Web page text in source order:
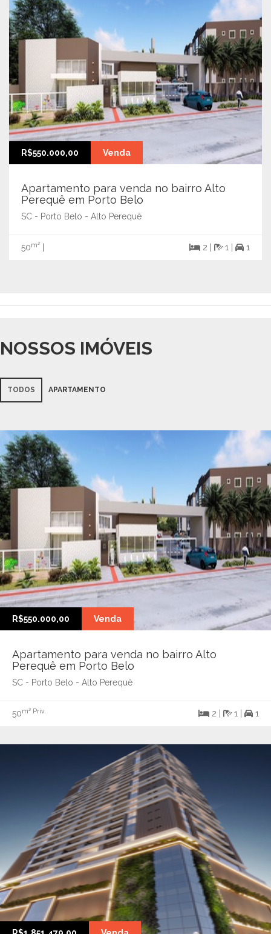
R$550.000,00 Venda
Apartamento para venda no bairro Alto
Perequê em Porto Belo
SC - Porto Belo - Alto Perequê
50m² 2 | 1 | 1
NOSSOS IMÓVEIS
TODOS APARTAMENTO
R$550.000,00 Venda
Apartamento para venda no bairro Alto
Perequê em Porto Belo
SC - Porto Belo - Alto Perequê
50m² Priv. 2 | 1 | 1